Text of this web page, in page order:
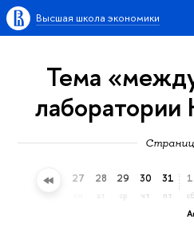
Высшая школа экономики
Тема
26 27 28 29
ср
30
чт
31
пт
1
сб